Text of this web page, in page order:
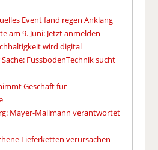
Event fand regen Anklang
am 9. Juni: Jetzt anmelden
wird digital
FussbodenTechnik sucht
Geschäft für
Mayer-Mallmann verantwortet
Lieferketten verursachen